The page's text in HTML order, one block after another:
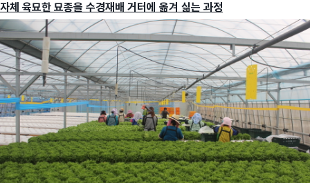
자체 육묘한 묘종을 수경재배 거터에 옮겨 싦는 과정